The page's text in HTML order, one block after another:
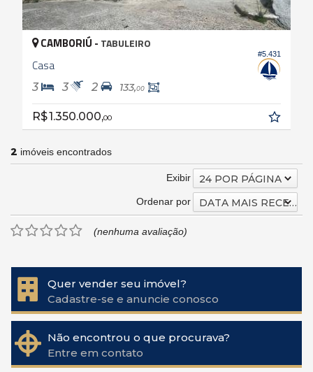
#5.431
CAMBORIÚ - TABULEIRO
Casa
3 3 2 133,00
R$ 1.350.000,00
2 imóveis encontrados
Exibir 24 POR PÁGINA
Ordenar por DATA MAIS RECENTE
(nenhuma avaliação)
Quer vender seu imóvel?
Cadastre-se e anuncie conosco
Não encontrou o que procurava?
Entre em contato